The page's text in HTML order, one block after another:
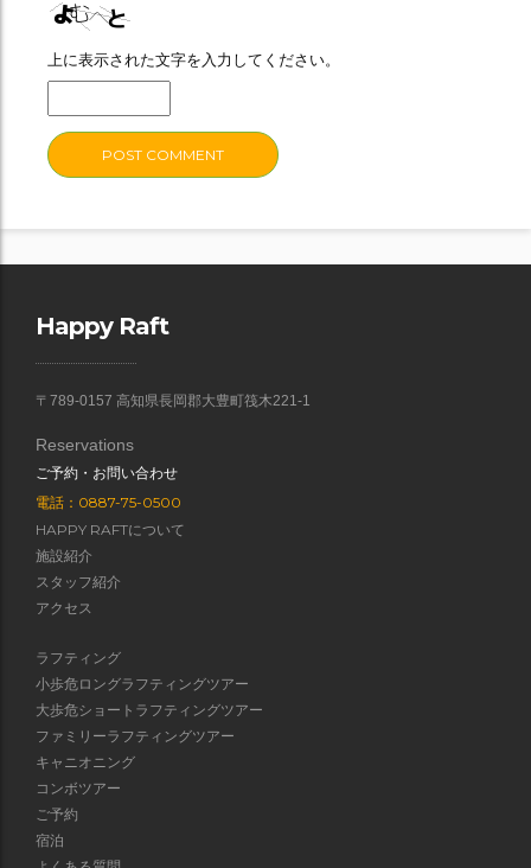
上に表示された文字を入力してください。
Happy Raft
〒789-0157 高知県長岡郡大豊町筏木221-1
Reservations
ご予約・お問い合わせ
電話：0887-75-0500
HAPPY RAFTについて
施設紹介
スタッフ紹介
アクセス
ラフティング
小歩危ロングラフティングツアー
大歩危ショートラフティングツアー
ファミリーラフティングツアー
キャニオニング
コンボツアー
ご予約
宿泊